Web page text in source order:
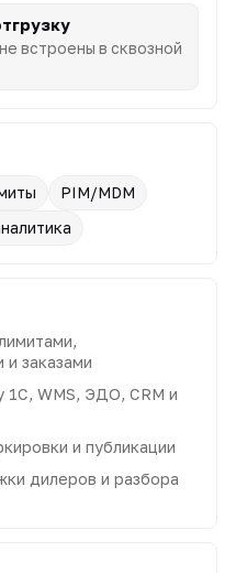
встроены в сквозной
PIM/MDM
заказами
WMS, ЭДО, CRM и
и публикации
дилеров и разбора